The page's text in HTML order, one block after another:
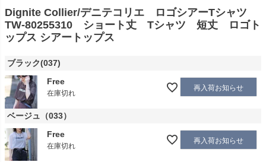
Dignite Collier/デニテコリエ ロゴシアーTシャツ
TW-80255310 ショート丈 Tシャツ 短丈 ロゴト
ップス シアートップス
ブラック(037)
Free
在庫切れ
再入荷お知らせ
ベージュ（033）
Free
在庫切れ
再入荷お知らせ